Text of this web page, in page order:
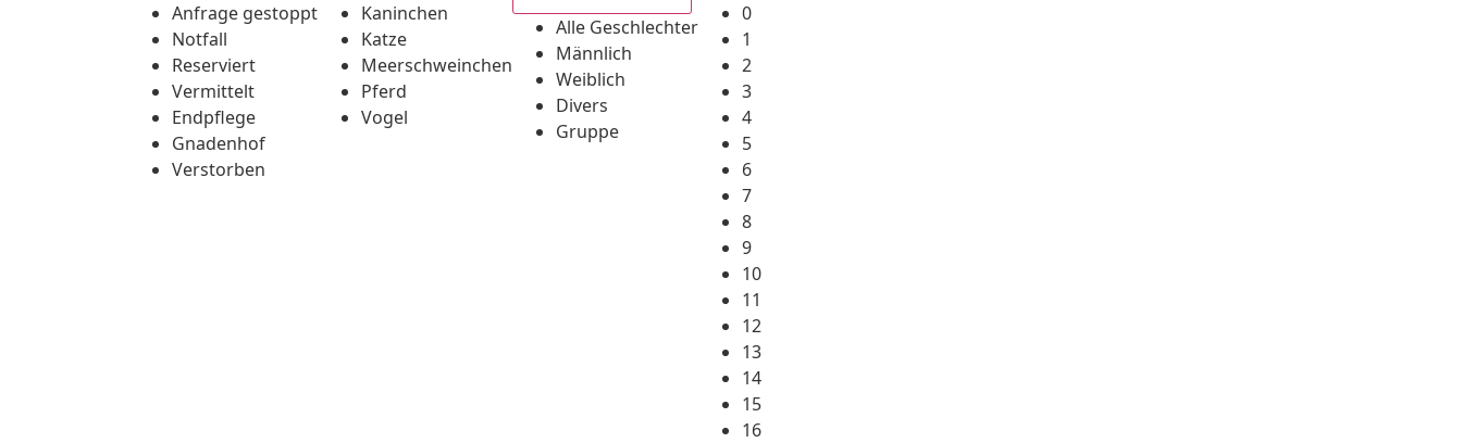
Anfrage gestoppt
Notfall
Reserviert
Vermittelt
Endpflege
Gnadenhof
Verstorben
Kaninchen
Katze
Meerschweinchen
Pferd
Vogel
Alle Geschlechter
Männlich
Weiblich
Divers
Gruppe
0
1
2
3
4
5
6
7
8
9
10
11
12
13
14
15
16